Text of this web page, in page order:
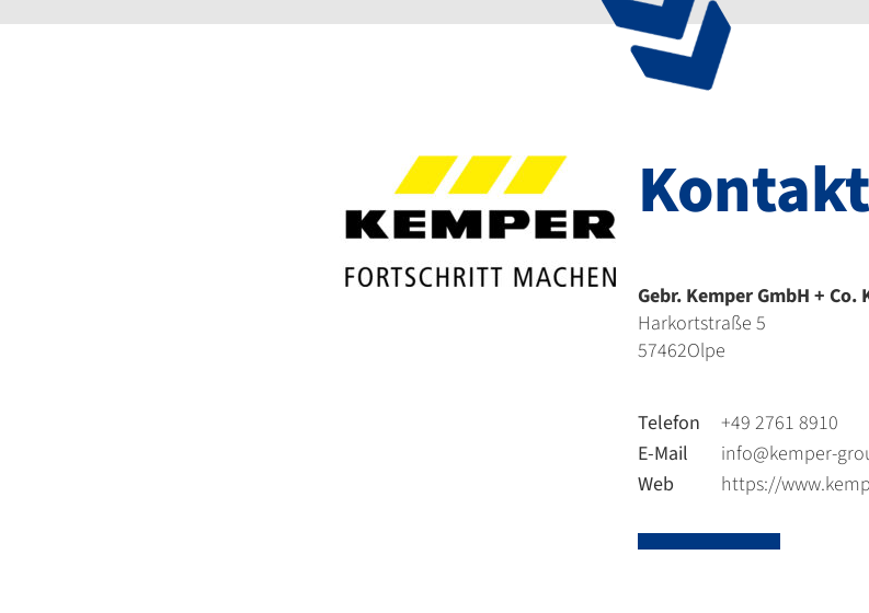
Kontakt
Gebr. Kemper GmbH + Co.
Harkortstraße 5
57462Olpe
Telefon
+49 2761 8910
E-Mail
info@kemper-
Web
https://